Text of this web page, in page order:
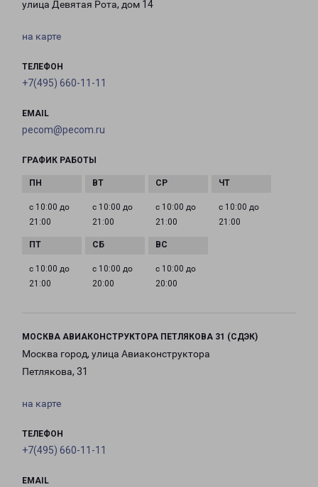
улица Девятая Рота, дом 14
на карте
ТЕЛЕФОН
+7(495) 660-11-11
EMAIL
pecom@pecom.ru
ГРАФИК РАБОТЫ
с 10:00 до
21:00
с 10:00 до
21:00
с 10:00 до
21:00
с 10:00 до
21:00
с 10:00 до
21:00
с 10:00 до
20:00
с 10:00 до
20:00
МОСКВА АВИАКОНСТРУКТОРА ПЕТЛЯКОВА 31 (СДЭК)
Москва город, улица Авиаконструктора
Петлякова, 31
на карте
ТЕЛЕФОН
+7(495) 660-11-11
EMAIL